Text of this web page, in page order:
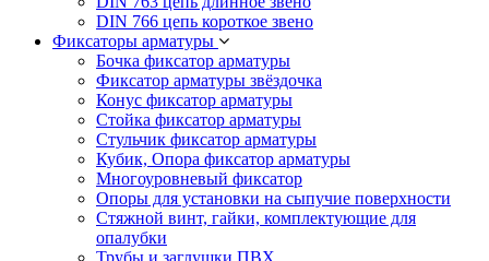
DIN 766 цепь короткое звено
Фиксаторы арматуры
Бочка фиксатор арматуры
Фиксатор арматуры звёздочка
Конус фиксатор арматуры
Стойка фиксатор арматуры
Стульчик фиксатор арматуры
Кубик, Опора фиксатор арматуры
Многоуровневый фиксатор
Опоры для установки на сыпучие поверхности
Стяжной винт, гайки, комплектующие для
опалубки